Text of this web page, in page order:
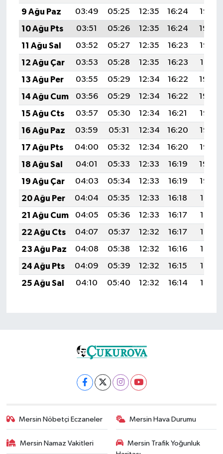
9 Ağu Paz
03:49 05:25 12:35 16:24
19:35
10 Ağu Pts
03:51 05:26 12:35 16:24
19:34
11 Ağu Sal
03:52 05:27 12:35 16:23
19:33
12 Ağu Çar
03:53 05:28 12:35 16:23
19:31
13 Ağu Per
03:55 05:29 12:34 16:22
19:30
14 Ağu Cum
03:56 05:29 12:34 16:22
19:29
15 Ağu Cts
03:57 05:30 12:34 16:21
19:28
16 Ağu Paz
03:59 05:31 12:34 16:20
19:26
17 Ağu Pts
04:00 05:32 12:34 16:20
19:25
18 Ağu Sal
04:01 05:33 12:33 16:19
19:24
19 Ağu Çar
04:03 05:34 12:33 16:19
19:22
20 Ağu Per
04:04 05:35 12:33 16:18
19:21
21 Ağu Cum
04:05 05:36 12:33 16:17
19:19
22 Ağu Cts
04:07 05:37 12:32 16:17
19:18
23 Ağu Paz
04:08 05:38 12:32 16:16
19:17
24 Ağu Pts
04:09 05:39 12:32 16:15
19:15
25 Ağu Sal
04:10 05:40 12:32 16:14 19:14
Mersin Nöbetçi Eczaneler Mersin Hava Durumu
Mersin Namaz Vakitleri
Mersin Trafik Yoğunluk